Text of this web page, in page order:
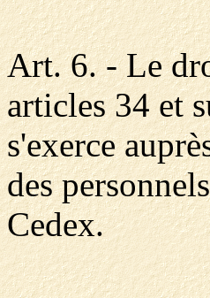
Art. 6. - Le
articles 34 et
s'exerce
des
Cedex.